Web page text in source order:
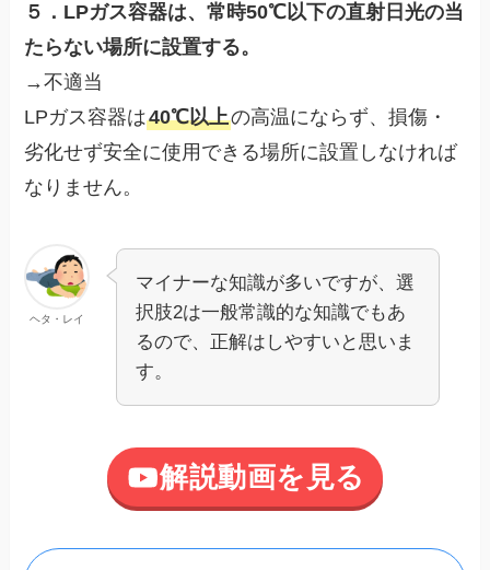
５．LPガス容器は、常時50℃以下の直射日光の当
たらない場所に設置する。
→不適当
LPガス容器は40℃以上の高温にならず、損傷・
劣化せず安全に使用できる場所に設置しなければ
なりません。
ヘタ・レイ
マイナーな知識が多いですが、選
択肢2は一般常識的な知識でもあ
るので、正解はしやすいと思いま
す。
解説動画を見る